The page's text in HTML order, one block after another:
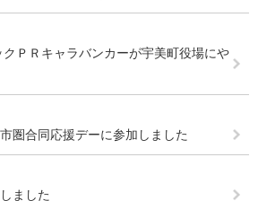
ＰＲキャラバンカーが宇美町役場にや
圏合同応援デーに参加しました
ました